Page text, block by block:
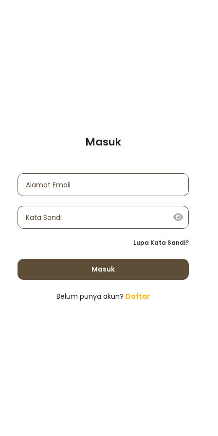
Masuk
Alamat Email
Kata Sandi
Lupa Kata Sandi?
Masuk
Belum punya akun? Daftar